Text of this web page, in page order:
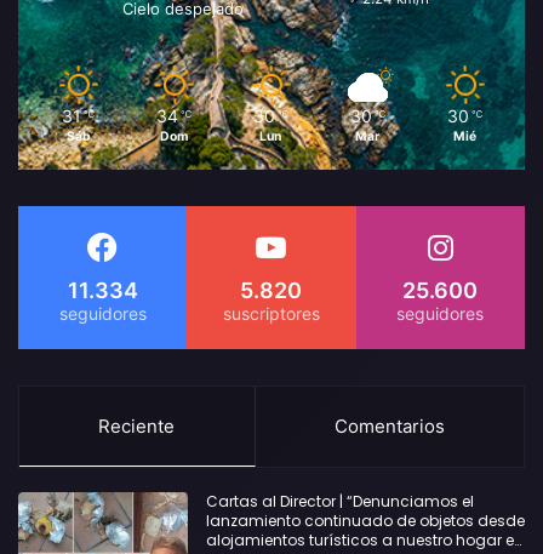
Cielo despejado
31 ℃
Sáb
34 ℃
Dom
30 ℃
Lun
30 ℃
Mar
30 ℃
Mié
11.334 5.820 25.600
Reciente Comentarios
Cartas al Director | “Denunciamos el
lanzamiento continuado de objetos desde
alojamientos turísticos a nuestro hogar en